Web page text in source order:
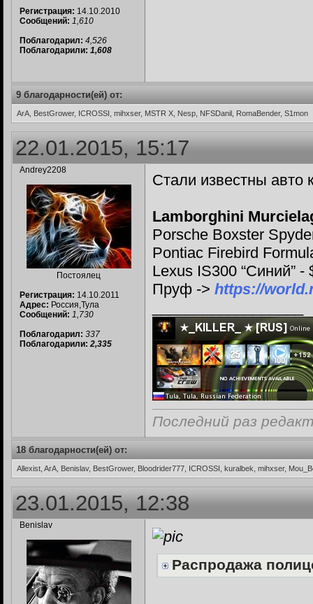
Регистрация: 14.10.2010
Сообщений: 1,610
Поблагодарил: 4,526
Поблагодарили: 1,608
9 благодарности(ей) от:
ArA, BestGrower, ICROSSI, mihxser, MSTR X, Nesp, NFSDanil, RomaBender, S1mon
22.01.2015, 15:17
Andrey2208
Постоялец
Регистрация: 14.10.2011
Адрес: Россия,Тула
Сообщений: 1,730
Поблагодарил: 337
Поблагодарили: 2,335
Стали известны авто
Lamborghini
Porsche Boxster
Pontiac Firebird
Lexus IS300 “Синий” -
Пруф -> https://
Последний раз
18 благодарности(ей) от:
Allexist, ArA, Benislav, BestGrower, Bloodrider777, ICROSSI, kuralbek, mihxser,
23.01.2015, 12:38
Benislav
Распродажа